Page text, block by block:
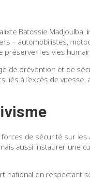
Batossie Madjoulba,
– automobilistes,
les vies
de prévention et de
à l’excès de
de sécurité sur les
aussi instaurer une
national en respectant